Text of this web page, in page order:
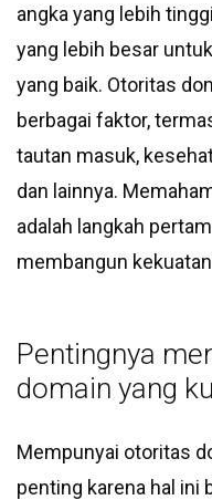
angka yang lebih
yang lebih besar
yang baik. Otoritas
berbagai faktor,
tautan masuk,
dan lainnya.
adalah langkah
membangun
Pentingnya
domain yang
Mempunyai otoritas
penting karena hal ini